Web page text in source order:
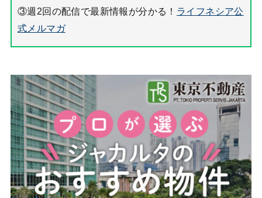
③週2回の配信で最新情報が分かる！ ライフネシア公
式メルマガ